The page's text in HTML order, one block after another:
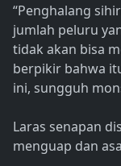
“Penghalang
jumlah peluru
tidak akan bisa
berpikir bahwa
ini, sungguh
Laras senapan
menguap dan